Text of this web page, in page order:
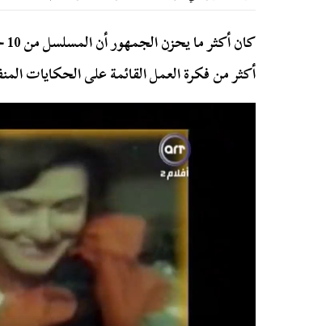
أكثر من فكرة العمل القائمة على الحكايات